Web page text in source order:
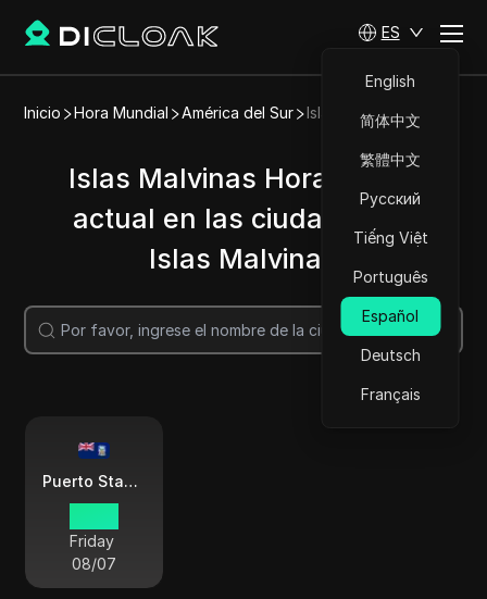
ES
English
简体中文
繁體中文
Русский
Tiếng Việt
Português
Español
Deutsch
Français
Inicio Hora Mundial América del Sur Islas Malvinas
Islas Malvinas Hora | Hora
actual en las ciudades de
Islas Malvinas
Buscar
Puerto Stanley
Friday
08/07